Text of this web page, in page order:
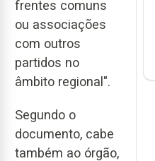
frentes comuns
ou associações
com outros
partidos no
âmbito regional".
Segundo o
documento, cabe
também ao órgão,